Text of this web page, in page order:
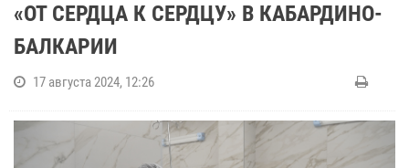
«ОТ СЕРДЦА К СЕРДЦУ» В КАБАРДИНО-
БАЛКАРИИ
17 августа 2024, 12:26